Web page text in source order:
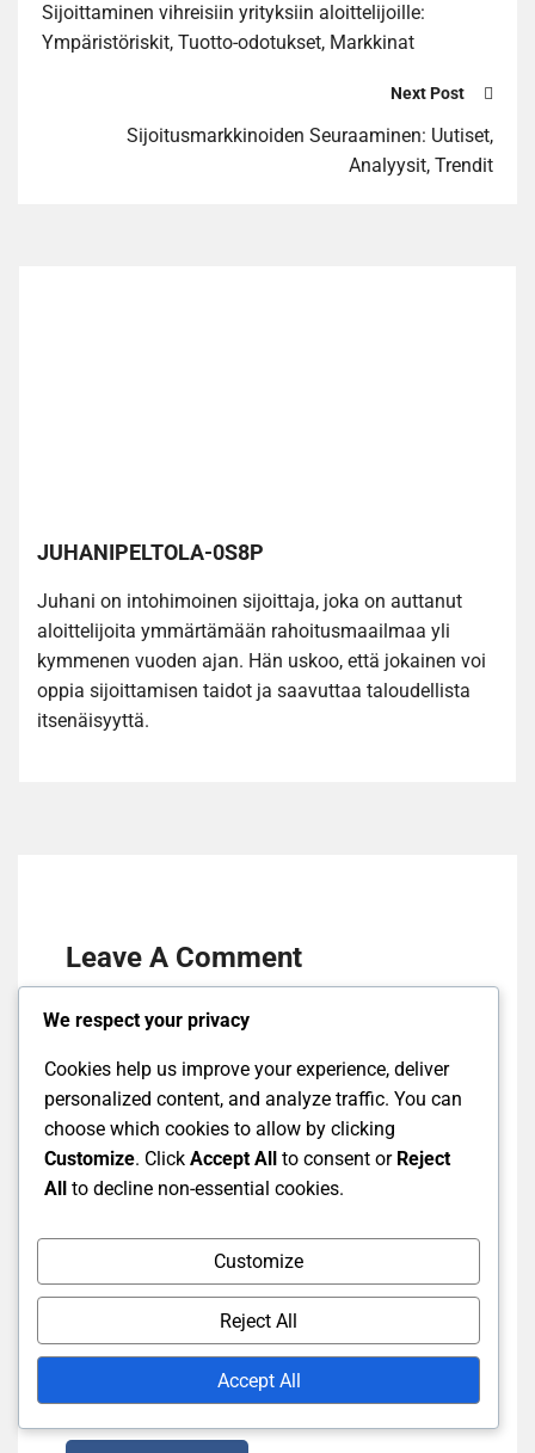
Sijoittaminen vihreisiin yrityksiin aloittelijoille:
Ympäristöriskit, Tuotto-odotukset, Markkinat
Next Post
Sijoitusmarkkinoiden Seuraaminen: Uutiset,
Analyysit, Trendit
JUHANIPELTOLA-0S8P
Juhani on intohimoinen sijoittaja, joka on auttanut
aloittelijoita ymmärtämään rahoitusmaailmaa yli
kymmenen vuoden ajan. Hän uskoo, että jokainen voi
oppia sijoittamisen taidot ja saavuttaa taloudellista
itsenäisyyttä.
Leave A Comment
Your
Name
Email
browser for the next time I comment.
We respect your privacy
Cookies help us improve your experience, deliver
personalized content, and analyze traffic. You can
choose which cookies to allow by clicking
Customize. Click Accept All to consent or Reject
All to decline non-essential cookies.
Customize
Reject All
Accept All